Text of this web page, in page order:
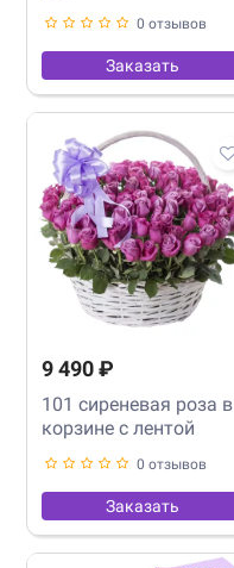
0 отзывов
Заказать
9 490 ₽
101 сиреневая роза в
корзине с лентой
0 отзывов
Заказать